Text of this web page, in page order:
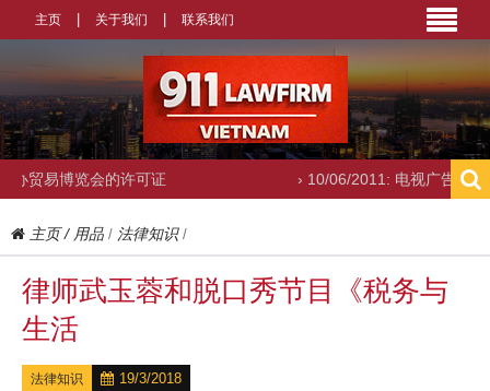
主页 关于我们 联系我们
的许可证 › 10/06/2011: 电视广告经营许可证
主页/ 用品 / 法律知识/
律师武玉蓉和脱口秀节目《税务与
生活
法律知识
19/3/2018